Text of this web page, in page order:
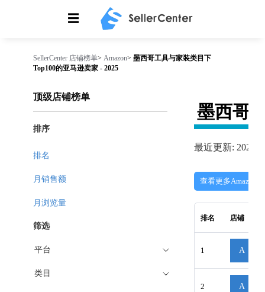
☰
SellerCenter 店铺榜单> Amazon> 墨西哥工具与家装类目下
Top100的亚马逊卖家 - 2025
墨西哥
最近更新: 2026-
查看更多Amazon
排名 店铺
1 A
2 A
顶级店铺榜单
排序
排名
月销售额
月浏览量
筛选
平台
类目